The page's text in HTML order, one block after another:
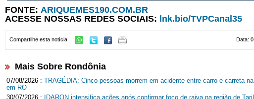
FONTE: ARIQUEMES190.COM.BR
ACESSE NOSSAS REDES SOCIAIS: lnk.bio/TVPCanal35
Data:
Compartilhe esta notícia
Mais Sobre Rondônia
07/08/2026 : TRAGÉDIA: Cinco pessoas morrem em acidente entre carro e carreta
em RO
30/07/2026 : IDARON intensifica ações após confirmar foco de raiva na região de